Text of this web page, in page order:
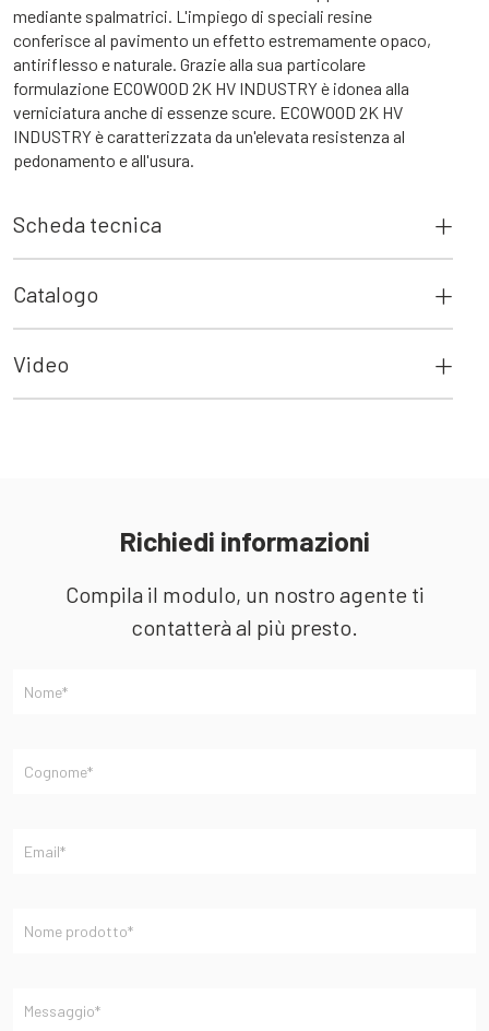
mediante spalmatrici. L'impiego di speciali resine
conferisce al pavimento un effetto estremamente opaco,
antiriflesso e naturale. Grazie alla sua particolare
formulazione ECOWOOD 2K HV INDUSTRY è idonea alla
verniciatura anche di essenze scure. ECOWOOD 2K HV
INDUSTRY è caratterizzata da un'elevata resistenza al
pedonamento e all'usura.
Scheda tecnica
Catalogo
Video
Richiedi informazioni
Compila il modulo, un nostro agente ti
contatterà al più presto.